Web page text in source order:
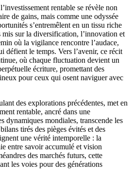
rentable se révèle non
de gains, mais comme une odyssée
s’entremêlent en un tissu riche
mis sur la diversification, l’innovation et
où la vigilance rencontre l’audace,
défient le temps. Vers l’avenir, ce récit
où chaque fluctuation devient un
écriture, promettant des
pour ceux qui osent naviguer avec
des explorations précédentes, met en
rentable, ancré dans une
dynamiques mondiales, transcende les
tirés des pièges évités et des
une vérité intemporelle : la
entre savoir accumulé et vision
des marchés futurs, cette
les voies pour des générations